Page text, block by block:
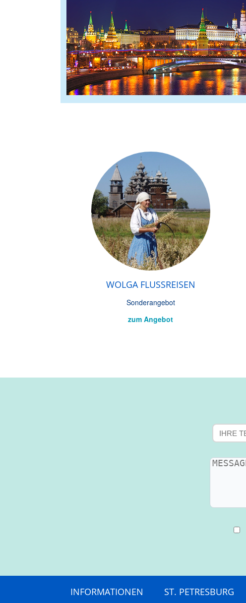
WOLGA FLUSSREISEN
Sonderangebot
zum Angebot
INFORMATIONEN ST. PETRESBURG